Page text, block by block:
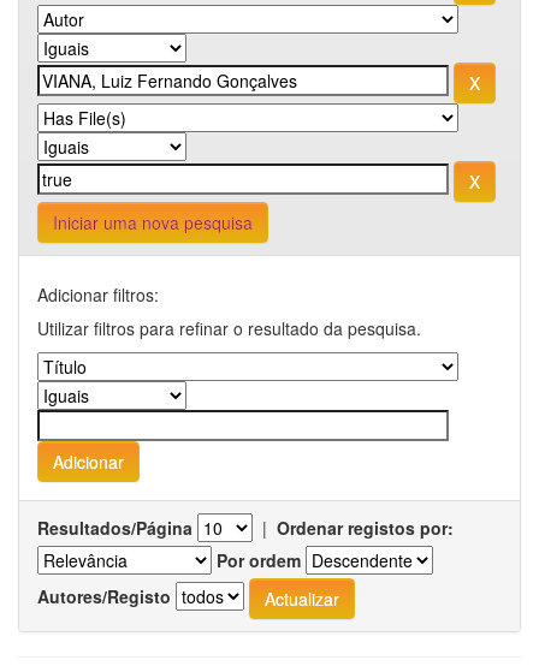
Iniciar uma nova pesquisa
Adicionar filtros:
Utilizar filtros para refinar o resultado da pesquisa.
Resultados/Página | Ordenar registos por:
Por ordem
Autores/Registo